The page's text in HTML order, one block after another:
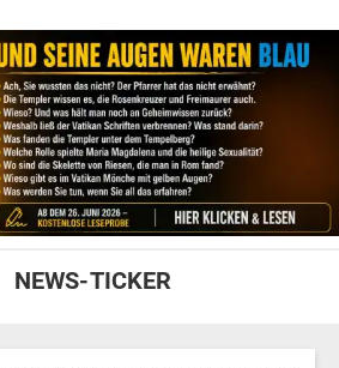
NEWS-TICKER